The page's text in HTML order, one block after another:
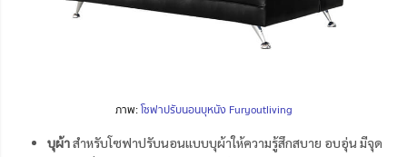
ภาพ:โซฟาปรับนอนบุหนัง Furyoutliving
บุผ้าสำหรับโซฟาปรับนอนแบบบุผ้าให้ความรู้สึกสบาย อบอุ่น มีจุด